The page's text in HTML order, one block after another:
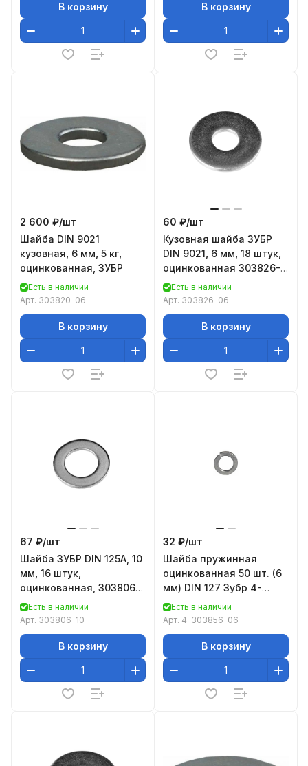
В корзину В корзину
2 600 ₽/шт
Шайба DIN 9021
кузовная, 6 мм, 5 кг,
оцинкованная, ЗУБР
Есть в наличии
Арт. 303820-06
В корзину
60 ₽/шт
Кузовная шайба ЗУБР
DIN 9021, 6 мм, 18 штук,
оцинкованная 303826-
06Есть в наличии
Арт. 303826-06
В корзину
67 ₽/шт
Шайба ЗУБР DIN 125A, 10
мм, 16 штук,
оцинкованная, 303806-
10Есть в наличии
Арт. 303806-10
В корзину
32 ₽/шт
Шайба пружинная
оцинкованная 50 шт. (6
мм) DIN 127 Зубр 4-
303856-06
Есть в наличии
Арт. 4-303856-06
В корзину